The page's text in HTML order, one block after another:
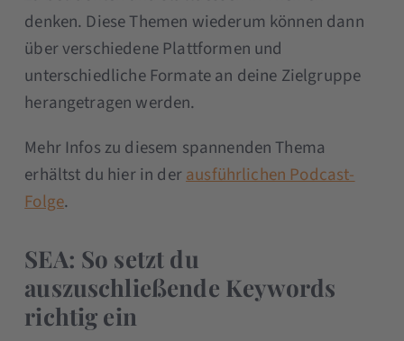
denken. Diese Themen wiederum können dann
über verschiedene Plattformen und
unterschiedliche Formate an deine Zielgruppe
herangetragen werden.
Mehr Infos zu diesem spannenden Thema
erhältst du hier in derausführlichen Podcast-
Folge.
SEA: So setzt du
auszuschließende Keywords
richtig ein